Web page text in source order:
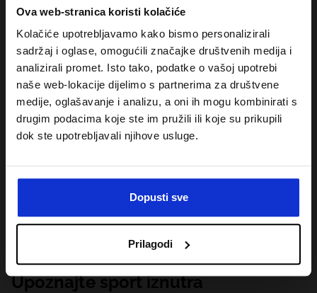
Ova web-stranica koristi kolačiće
Kolačiće upotrebljavamo kako bismo personalizirali
sadržaj i oglase, omogućili značajke društvenih medija i
analizirali promet. Isto tako, podatke o vašoj upotrebi
naše web-lokacije dijelimo s partnerima za društvene
medije, oglašavanje i analizu, a oni ih mogu kombinirati s
drugim podacima koje ste im pružili ili koje su prikupili
dok ste upotrebljavali njihove usluge.
Dopusti sve
Prilagodi
Upoznajte sport iznutra